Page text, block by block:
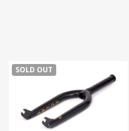
SOLD OUT